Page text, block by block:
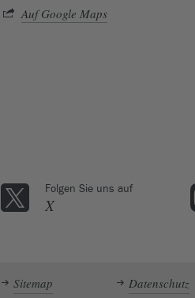
Auf Google Maps
Folgen Sie uns auf
X
Sitemap Datenschutz